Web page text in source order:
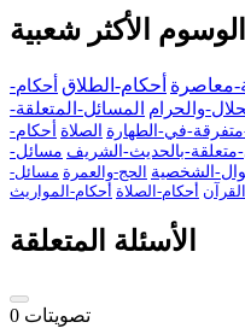
الوسوم الأكثر شعبية
معاصرة أحكام-الطلاق أحكام-
والحرام المسائل-المتعلقة-
في-الطهارة الصلاة أحكام-
متعلقة-بالحديث-الشريف مسائل-
الشخصية الحج-والعمرة مسائل-
أحكام-الصلاة أحكام-المواريث
الأسئلة المتعلقة
0 تصويتات